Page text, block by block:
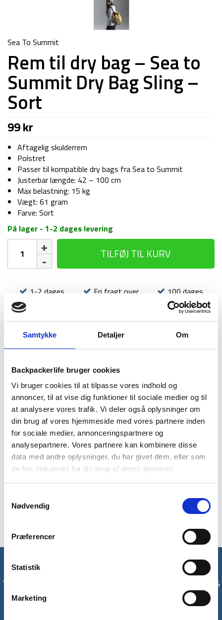
Samtykke Detaljer Om
Backpackerlife bruger cookies
Vi bruger cookies til at tilpasse vores indhold og
annoncer, til at vise dig funktioner til sociale medier og til
at analysere vores trafik. Vi deler også oplysninger om
din brug af vores hjemmeside med vores partnere inden
for sociale medier, annonceringspartnere og
analysepartnere. Vores partnere kan kombinere disse
data med andre oplysninger, du har givet dem, eller som
de har indsamlet fra din brug af deres tjenester.
Nødvendig
Præferencer
Statistik
Marketing
Sea To Summit
Rem til dry bag – Sea to
Summit Dry Bag Sling –
Sort
99kr
Aftagelig skulderrem
Polstret
Passer til kompatible dry bags fra Sea to Summit
Justerbar længde: 42 – 100 cm
Max belastning: 15 kg
Vægt: 61 gram
Farve: Sort
På lager - 1-2 dages levering
dry
to
Summit
Sling
Sort
antal
TILFØJ TIL KURV
1-2 dages
Fri fragt over
100 dages
returret
BESKRIVELSE BRAND
Lav din dry bag fra Sea to Summit om til en dagstaske med
denne Dry Bag Sling. På den måde kan du hurtigt lave din dry
bag om til en vandtæt taske, der kan have alle dine
nødvendigheder.
Dry Bag Sling er en aftagelig rem, der kan justeres i længden
fra 42 til 100 cm. Med indvendig polstring er den behagelig at
bære over skulderen. Remmen har en maks belastning på op
til 15 kg.
Med Sea to Summit’s Dry Bag Sling giver du din dry bag flere
anvendelsesmuligheder.
Tilmeld dig vores nyhedsbrev og modtag med det samme en 10%